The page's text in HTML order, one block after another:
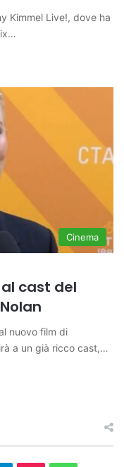
Kimmel Live!, dove ha
Cinema
cast del
nuovo film di
a un già ricco cast,…